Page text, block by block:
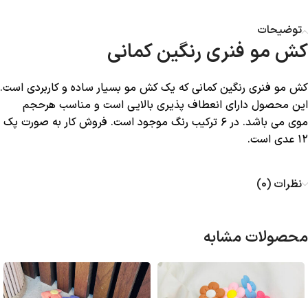
توضیحات
کش مو فنری رنگین کمانی
کش مو فنری رنگین کمانی که یک کش مو بسیار ساده و کاربردی است.
این محصول دارای انعطاف پذیری بالایی است و مناسب هرحجم
موی می باشد. در ۶ ترکیب رنگ موجود است. فروش کار به صورت پک
۱۲ عدی است.
نظرات (0)
محصولات مشابه